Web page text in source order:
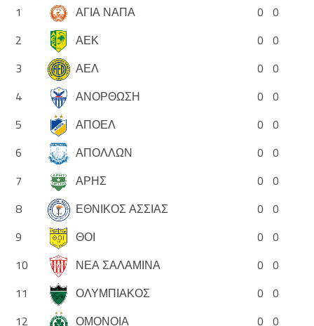
1
ΑΓΙΑ ΝΑΠΑ 0 0
2
ΑΕΚ 0 0
3
ΑΕΛ 0 0
4
ΑΝΟΡΘΩΣΗ 0 0
5
ΑΠΟΕΛ 0 0
6
ΑΠΟΛΛΩΝ 0 0
7
ΑΡΗΣ 0 0
8
ΕΘΝΙΚΟΣ ΑΣΣΙΑΣ 0 0
9
ΘΟΙ 0 0
10
ΝΕΑ ΣΑΛΑΜΙΝΑ 0 0
11
ΟΛΥΜΠΙΑΚΟΣ 0 0
12
ΟΜΟΝΟΙΑ 0 0